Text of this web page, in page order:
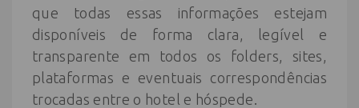
que todas essas informações estejam
disponíveis de forma clara, legível e
transparente em todos os folders, sites,
plataformas e eventuais correspondências
trocadas entre o hotel e hóspede.